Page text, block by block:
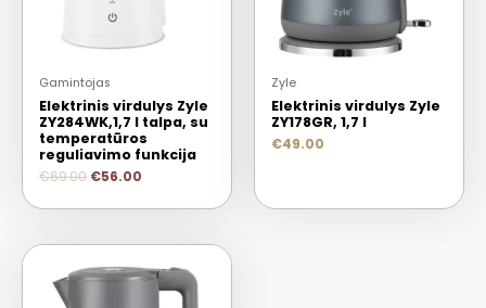
Gamintojas
Elektrinis virdulys Zyle
ZY284WK,1,7 l talpa, su
temperatūros
reguliavimo funkcija
€69.00 €56.00
Zyle
Elektrinis virdulys Zyle
ZY178GR, 1,7 l
€49.00